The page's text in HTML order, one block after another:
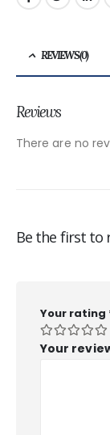
REVIEWS (0)
Reviews
There are no
Be the first to
Your rating
Your